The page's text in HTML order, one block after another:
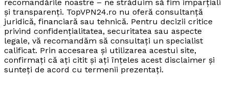
recomandările noastre – ne străduim să fim imparțiali
și transparenți. TopVPN24.ro nu oferă consultanță
juridică, financiară sau tehnică. Pentru decizii critice
privind confidențialitatea, securitatea sau aspecte
legale, vă recomandăm să consultați un specialist
calificat. Prin accesarea și utilizarea acestui site,
confirmați că ați citit și ați înțeles acest disclaimer și
sunteți de acord cu termenii prezentați.